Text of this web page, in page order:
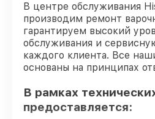
В центре обслуживания
производим ремонт
гарантируем высокий
обслуживания и
каждого клиента. Все
основаны на принципах
В рамках
предоставляется: